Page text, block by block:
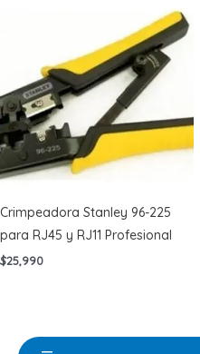
Crimpeadora Stanley 96-225
para RJ45 y RJ11 Profesional
$25,990